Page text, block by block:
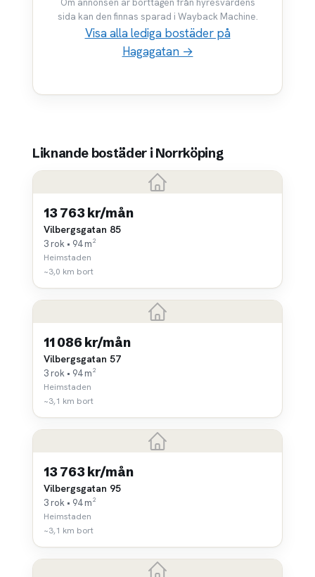
Om annonsen är borttagen från hyresvärdens
sida kan den finnas sparad i Wayback Machine.
Visa alla lediga bostäder på
Hagagatan →
Liknande bostäder i Norrköping
13 763 kr/mån
Vilbergsgatan 85
3 rok • 94 m²
Heimstaden
~3,0 km bort
11 086 kr/mån
Vilbergsgatan 57
3 rok • 94 m²
Heimstaden
~3,1 km bort
13 763 kr/mån
Vilbergsgatan 95
3 rok • 94 m²
Heimstaden
~3,1 km bort